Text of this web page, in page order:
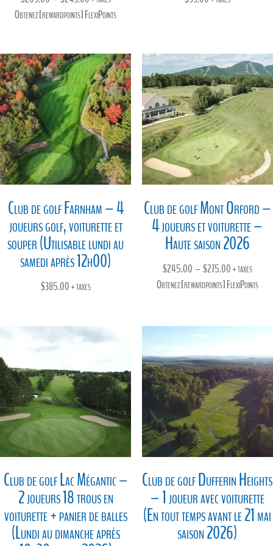
de
à
$249.00
Obtenez [rewardpoints] FlexiPoints
Club de golf Farnham – 4
joueurs golf, voiturette et
souper (Utilisable lundi au
samedi après 12h00)
$385.00+ taxes
Club de golf Mont Orford –
4 joueurs et voiturette –
Haute saison 2026
$245.00 – $275.00Plage
de
+ taxes
Obtenez [rewardpoints] FlexiPoints
Club de golf Lac Mégantic –
2 joueurs 18 trous en
voiturette + panier de balles
(Lundi au dimanche après
Club de golf Dufferin Heights
– 1 joueur avec voiturette
(En tout temps avant le 21 mai
saison 2026)